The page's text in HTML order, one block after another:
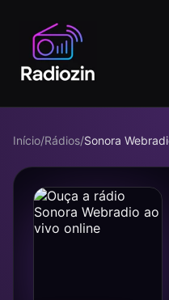
Início/Rádios/Sonora